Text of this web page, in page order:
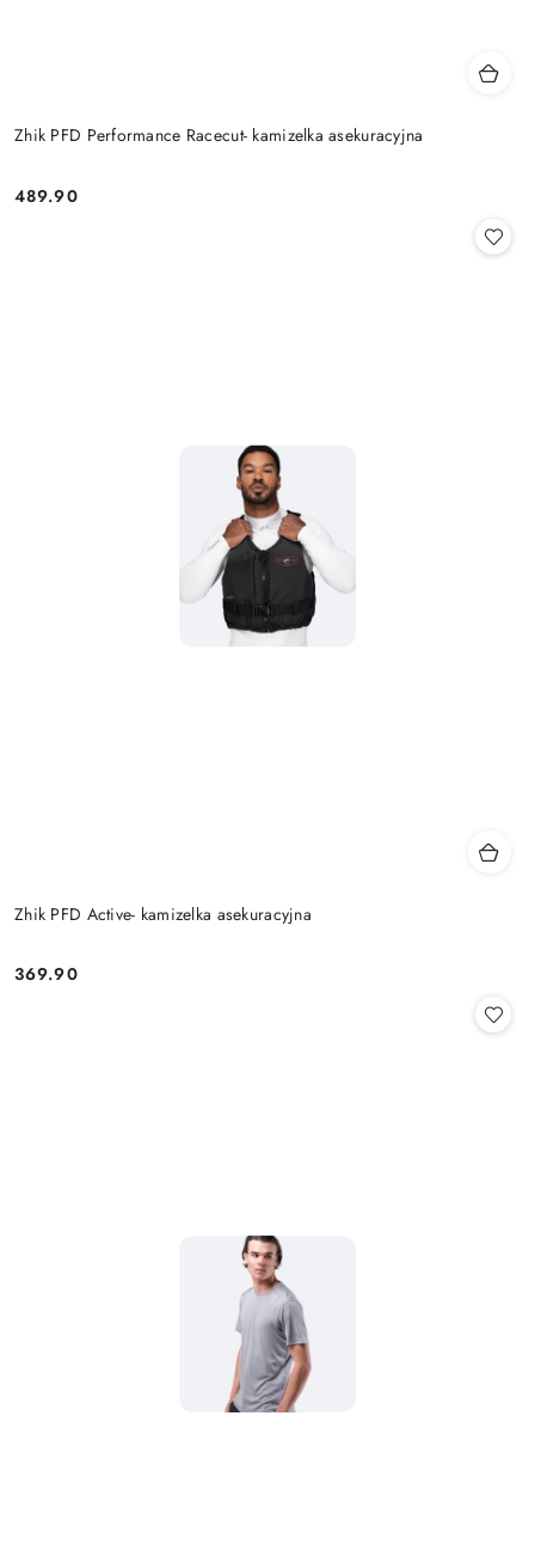
Zhik PFD Performance Racecut- kamizelka asekuracyjna
Cena:
489.90
Zhik PFD Active- kamizelka asekuracyjna
Cena:
369.90